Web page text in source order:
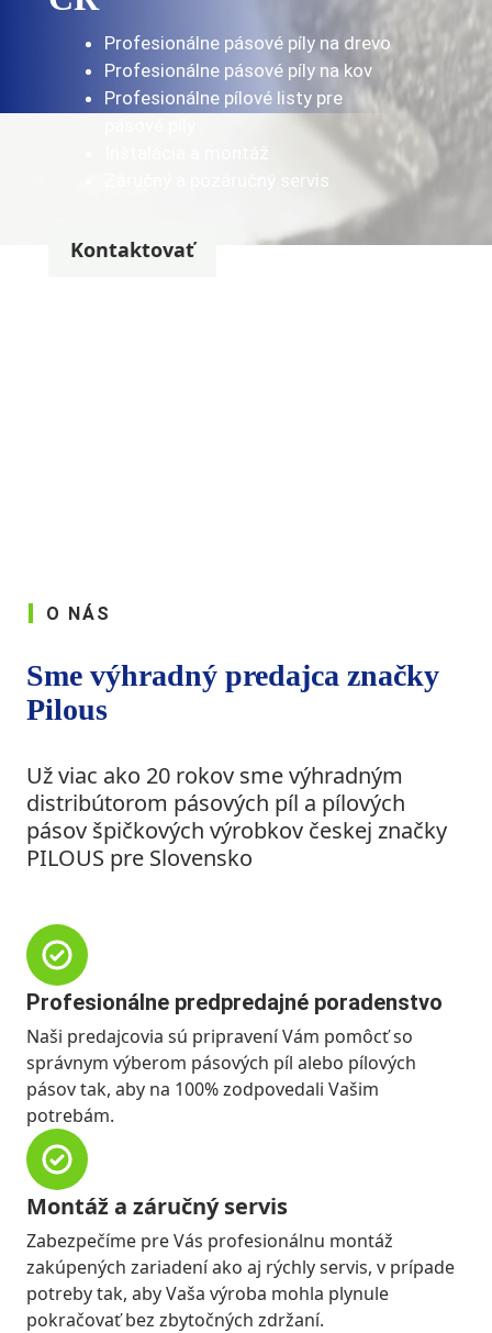
Profesionálne pásové píly na drevo
Profesionálne pásové píly na kov
Profesionálne pílové listy pre
Záručný a pozáručný servis
Kontaktovať
O NÁS
Sme výhradný predajca značky
Pilous
Už viac ako 20 rokov sme výhradným
distribútorom pásových píl a pílových
pásov špičkových výrobkov českej značky
PILOUS pre Slovensko
Profesionálne predpredajné poradenstvo
Naši predajcovia sú pripravení Vám pomôcť so
správnym výberom pásových píl alebo pílových
pásov tak, aby na 100% zodpovedali Vašim
potrebám.
Montáž a záručný servis
Zabezpečíme pre Vás profesionálnu montáž
zakúpených zariadení ako aj rýchly servis, v prípade
potreby tak, aby Vaša výroba mohla plynule
pokračovať bez zbytočných zdržaní.